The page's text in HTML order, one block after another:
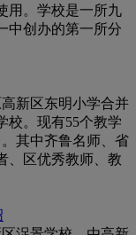
用。学校是一所九
中创办的第一所分
新区东明小学合并
校。现有55个教学
其中齐鲁名师、省
、区优秀教师、教